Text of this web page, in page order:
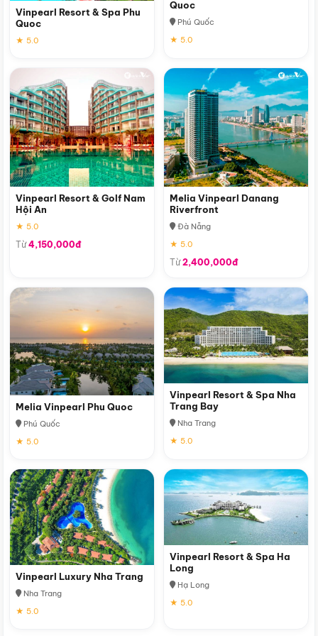
Vinpearl Resort & Spa Phu
Quoc
★ 5.0
Quoc
Phú Quốc
★ 5.0
Vinpearl Resort & Golf Nam
Hội An
★ 5.0
Từ4,150,000đ
Melia Vinpearl Danang
Riverfront
Đà Nẵng
★ 5.0
Từ2,400,000đ
Melia Vinpearl Phu Quoc
Phú Quốc
★ 5.0
Vinpearl Resort & Spa Nha
Trang Bay
Nha Trang
★ 5.0
Vinpearl Luxury Nha Trang
Nha Trang
★ 5.0
Vinpearl Resort & Spa Ha
Long
Hạ Long
★ 5.0